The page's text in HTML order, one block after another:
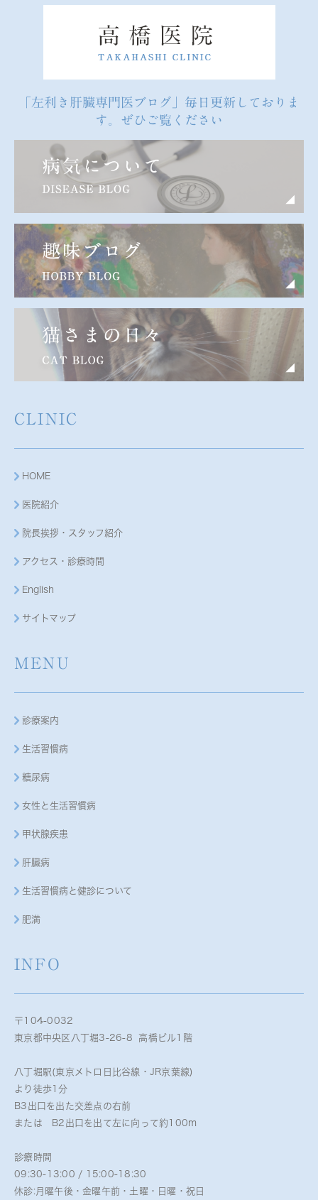
「左利き肝臓専門医ブログ」毎日更新しておりま
す。ぜひご覧ください
CLINIC
HOME
医院紹介
院長挨拶・スタッフ紹介
アクセス・診療時間
English
サイトマップ
MENU
診療案内
生活習慣病
糖尿病
女性と生活習慣病
甲状腺疾患
肝臓病
生活習慣病と健診について
肥満
INFO
〒104-0032
東京都中央区八丁堀3-26-8 高橋ビル1階
八丁堀駅(東京メトロ日比谷線・JR京葉線)
より徒歩1分
B3出口を出た交差点の右前
または B2出口を出て左に向って約100m
診療時間
09:30-13:00 / 15:00-18:30
休診:月曜午後・金曜午前・土曜・日曜・祝日